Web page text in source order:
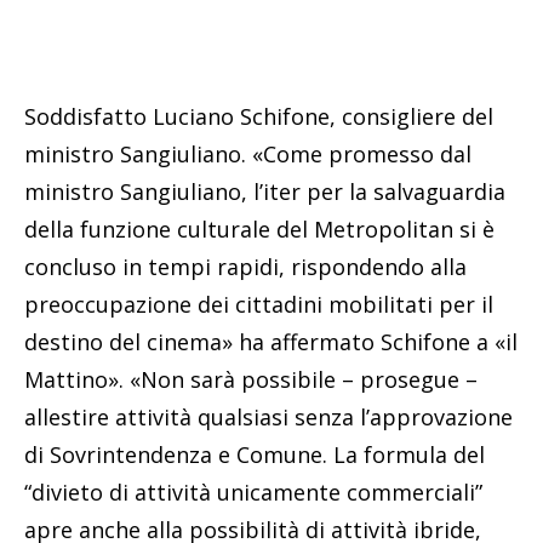
Soddisfatto Luciano Schifone, consigliere del
ministro Sangiuliano. «Come promesso dal
ministro Sangiuliano, l’iter per la salvaguardia
della funzione culturale del Metropolitan si è
concluso in tempi rapidi, rispondendo alla
preoccupazione dei cittadini mobilitati per il
destino del cinema» ha affermato Schifone a «il
Mattino». «Non sarà possibile – prosegue –
allestire attività qualsiasi senza l’approvazione
di Sovrintendenza e Comune. La formula del
“divieto di attività unicamente commerciali”
apre anche alla possibilità di attività ibride,